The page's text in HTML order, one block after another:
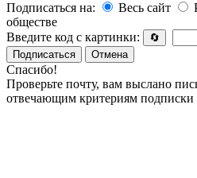
Подписаться на:
Весь сайт
обществе
Введите код с картинки:
🔄
Подписаться
Отмена
Спасибо!
Проверьте почту, вам выслано
отвечающим критериям подписки